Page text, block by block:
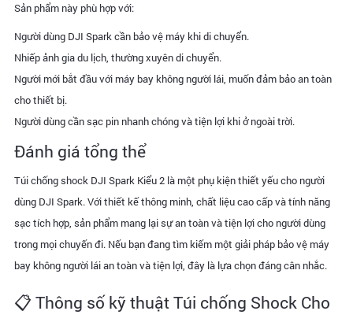
Sản phẩm này phù hợp với:
Người dùng DJI Spark cần bảo vệ máy khi di chuyển.
Nhiếp ảnh gia du lịch, thường xuyên di chuyển.
Người mới bắt đầu với máy bay không người lái, muốn đảm bảo an toàn
cho thiết bị.
Người dùng cần sạc pin nhanh chóng và tiện lợi khi ở ngoài trời.
Đánh giá tổng thể
Túi chống shock DJI Spark Kiểu 2 là một phụ kiện thiết yếu cho người
dùng DJI Spark. Với thiết kế thông minh, chất liệu cao cấp và tính năng
sạc tích hợp, sản phẩm mang lại sự an toàn và tiện lợi cho người dùng
trong mọi chuyến đi. Nếu bạn đang tìm kiếm một giải pháp bảo vệ máy
bay không người lái an toàn và tiện lợi, đây là lựa chọn đáng cân nhắc.
📋 Thông số kỹ thuật Túi chống Shock Cho